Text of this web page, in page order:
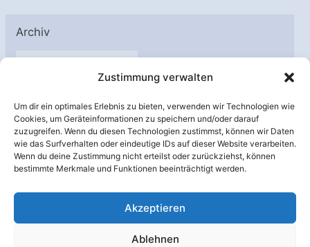
Zustimmung verwalten
Um dir ein optimales Erlebnis zu bieten, verwenden wir Technologien wie
Cookies, um Geräteinformationen zu speichern und/oder darauf
zuzugreifen. Wenn du diesen Technologien zustimmst, können wir Daten
wie das Surfverhalten oder eindeutige IDs auf dieser Website verarbeiten.
Wenn du deine Zustimmung nicht erteilst oder zurückziehst, können
bestimmte Merkmale und Funktionen beeinträchtigt werden.
Akzeptieren
Ablehnen
Archiv
A
h
i
v
Unterstützt von: